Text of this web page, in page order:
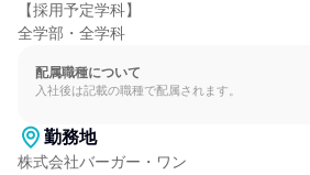
【採用予定学科】
全学部・全学科
配属職種について
入社後は記載の職種で配属されます。
勤務地
株式会社バーガー・ワン